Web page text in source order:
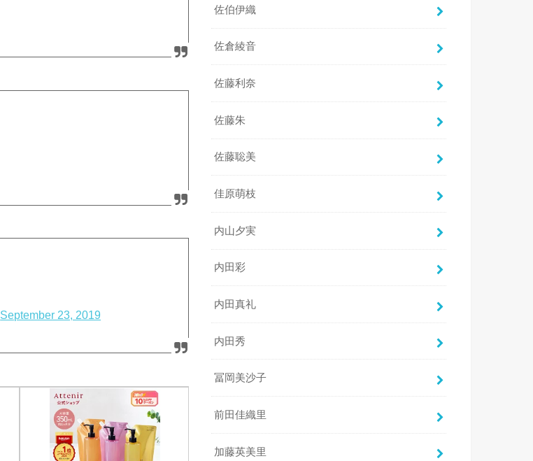
September 23, 2019
佐伯伊織
佐倉綾音
佐藤利奈
佐藤朱
佐藤聡美
佳原萌枝
内山夕実
内田彩
内田真礼
内田秀
冨岡美沙子
前田佳織里
加藤英美里